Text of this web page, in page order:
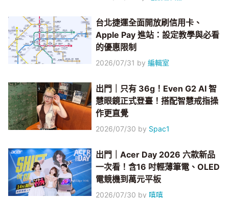
台北捷運全面開放刷信用卡、
Apple Pay 進站：設定教學與必看
的優惠限制
2026/07/31 by編輯室
出門｜只有 36g！Even G2 AI 智
慧眼鏡正式登臺！搭配智慧戒指操
作更直覺
2026/07/30 by Spac1
出門｜Acer Day 2026 六款新品
一次看！含16 吋輕薄筆電、OLED
電競機到萬元平板
2026/07/30 by 嘻嘻